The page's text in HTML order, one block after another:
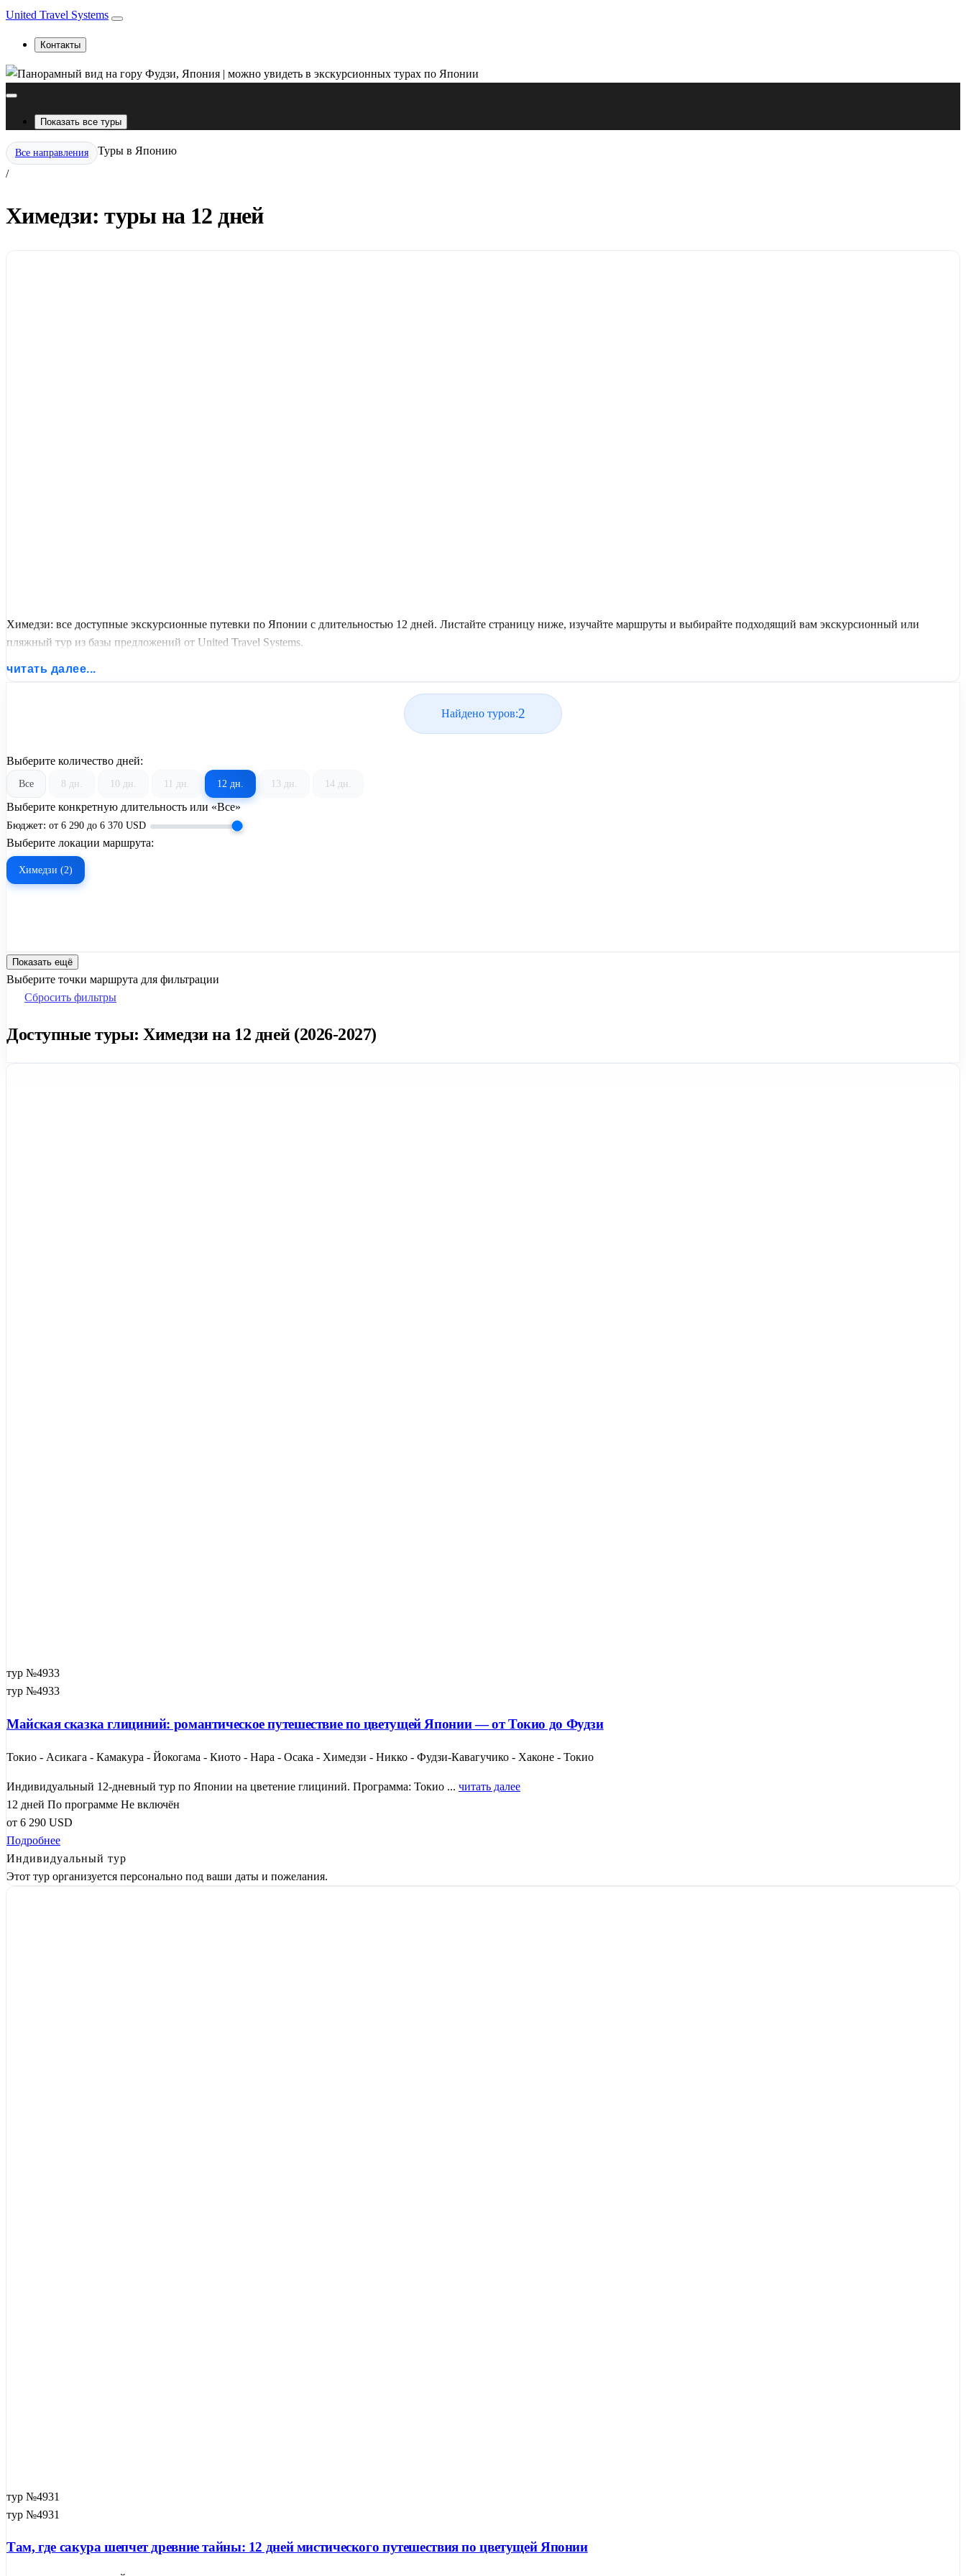
United Travel Systems
Контакты
Показать все туры
Все направления
/
Туры в Японию
Химедзи: туры на 12 дней
Химедзи: все доступные экскурсионные путевки по Японии с длительностью 12 дней. Листайте страницу ниже, изучайте маршруты и выбирайте подходящий вам экскурсионный или
пляжный тур из базы предложений от United Travel Systems.
читать далее...
Найдено туров:2
Выберите количество дней:
Все 8 дн. 10 дн. 11 дн. 12 дн. 13 дн. 14 дн.
Выберите конкретную длительность или «Все»
Бюджет: от 6 290 до 6 370 USD
Выберите локации маршрута:
Химедзи (2)
Показать ещё
Выберите точки маршрута для фильтрации
Сбросить фильтры
Доступные туры: Химедзи на 12 дней (2026-2027)
тур №4933
тур №4933
Майская сказка глициний: романтическое путешествие по цветущей Японии — от Токио до Фудзи
Токио - Асикага - Камакура - Йокогама - Киото - Нара - Осака - Химедзи - Никко - Фудзи-Кавагучико - Хаконе - Токио
Индивидуальный 12-дневный тур по Японии на цветение глициний. Программа: Токио ... читать далее
12 дней По программе Не включён
от 6 290 USD
Подробнее
Индивидуальный тур
Этот тур организуется персонально под ваши даты и пожелания.
тур №4931
тур №4931
Там, где сакура шепчет древние тайны: 12 дней мистического путешествия по цветущей Японии